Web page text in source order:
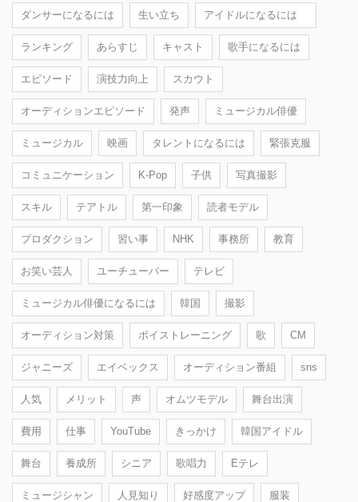
ダンサーになるには 生い立ち アイドルになるには
ランキング あらすじ キャスト 歌手になるには
エピソード 演技力向上 スカウト
オーディションエピソード 発声 ミュージカル俳優
ミュージカル 映画 タレントになるには 緊張克服
コミュニケーション K-Pop 子供 写真撮影
スキル テアトル 第一印象 読者モデル
プロダクション 習い事 NHK 事務所 教育
お笑い芸人 ユーチューバー テレビ
ミュージカル俳優になるには 韓国 撮影
オーディション対策 ボイストレーニング 歌 CM
ジャニーズ エイベックス オーディション番組 sns
人気 メリット 声 オムツモデル 舞台出演
費用 仕事 YouTube きっかけ 韓国アイドル
舞台 養成所 シニア 歌唱力 Eテレ
ミュージシャン 人見知り 好感度アップ 服装